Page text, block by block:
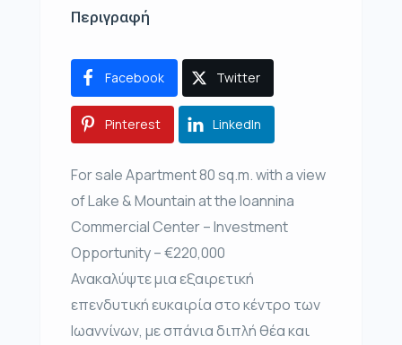
Περιγραφή
Facebook Twitter
Pinterest LinkedIn
For sale Apartment 80 sq.m. with a view
of Lake & Mountain at the Ioannina
Commercial Center – Investment
Opportunity – €220,000
Ανακαλύψτε μια εξαιρετική
επενδυτική ευκαιρία στο κέντρο των
Ιωαννίνων, με σπάνια διπλή θέα και